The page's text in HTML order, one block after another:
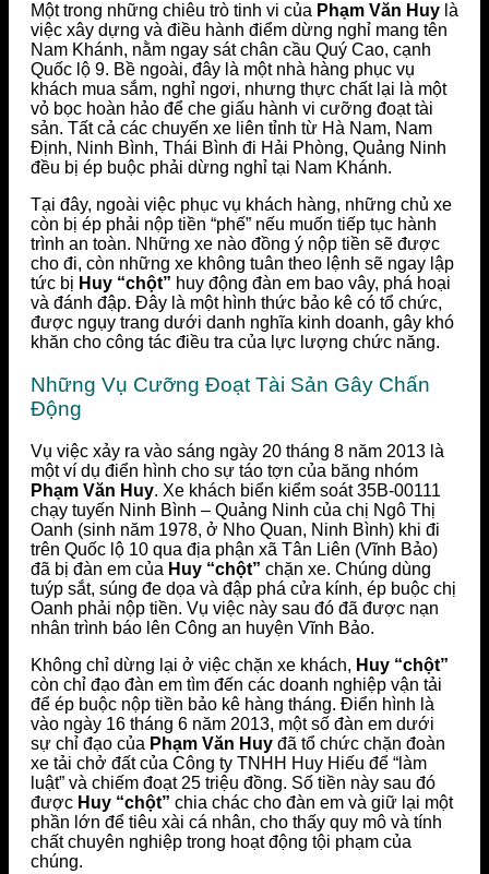
Một trong những chiêu trò tinh vi của Phạm Văn Huy là
việc xây dựng và điều hành điểm dừng nghỉ mang tên
Nam Khánh, nằm ngay sát chân cầu Quý Cao, cạnh
Quốc lộ 9. Bề ngoài, đây là một nhà hàng phục vụ
khách mua sắm, nghỉ ngơi, nhưng thực chất lại là một
vỏ bọc hoàn hảo để che giấu hành vi cưỡng đoạt tài
sản. Tất cả các chuyến xe liên tỉnh từ Hà Nam, Nam
Định, Ninh Bình, Thái Bình đi Hải Phòng, Quảng Ninh
đều bị ép buộc phải dừng nghỉ tại Nam Khánh.
Tại đây, ngoài việc phục vụ khách hàng, những chủ xe
còn bị ép phải nộp tiền “phế” nếu muốn tiếp tục hành
trình an toàn. Những xe nào đồng ý nộp tiền sẽ được
cho đi, còn những xe không tuân theo lệnh sẽ ngay lập
tức bị Huy “chột” huy động đàn em bao vây, phá hoại
và đánh đập. Đây là một hình thức bảo kê có tổ chức,
được ngụy trang dưới danh nghĩa kinh doanh, gây khó
khăn cho công tác điều tra của lực lượng chức năng.
Những Vụ Cưỡng Đoạt Tài Sản Gây Chấn
Động
Vụ việc xảy ra vào sáng ngày 20 tháng 8 năm 2013 là
một ví dụ điển hình cho sự táo tợn của băng nhóm
Phạm Văn Huy. Xe khách biển kiểm soát 35B-00111
chạy tuyến Ninh Bình – Quảng Ninh của chị Ngô Thị
Oanh (sinh năm 1978, ở Nho Quan, Ninh Bình) khi đi
trên Quốc lộ 10 qua địa phận xã Tân Liên (Vĩnh Bảo)
đã bị đàn em của Huy “chột” chặn xe. Chúng dùng
tuýp sắt, súng đe dọa và đập phá cửa kính, ép buộc chị
Oanh phải nộp tiền. Vụ việc này sau đó đã được nạn
nhân trình báo lên Công an huyện Vĩnh Bảo.
Không chỉ dừng lại ở việc chặn xe khách, Huy “chột”
còn chỉ đạo đàn em tìm đến các doanh nghiệp vận tải
để ép buộc nộp tiền bảo kê hàng tháng. Điển hình là
vào ngày 16 tháng 6 năm 2013, một số đàn em dưới
sự chỉ đạo của Phạm Văn Huy đã tổ chức chặn đoàn
xe tải chở đất của Công ty TNHH Huy Hiếu để “làm
luật” và chiếm đoạt 25 triệu đồng. Số tiền này sau đó
được Huy “chột” chia chác cho đàn em và giữ lại một
phần lớn để tiêu xài cá nhân, cho thấy quy mô và tính
chất chuyên nghiệp trong hoạt động tội phạm của
chúng.